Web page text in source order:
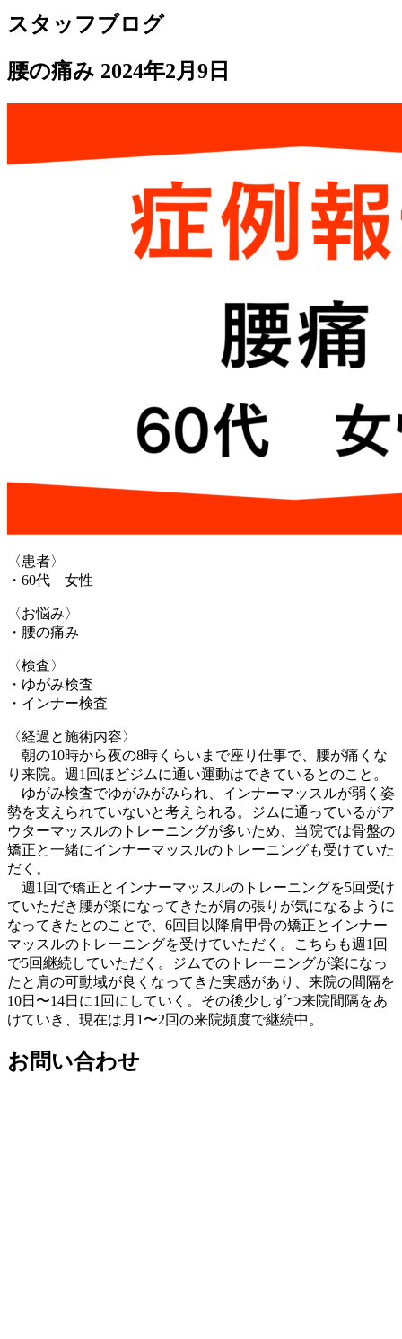
スタッフブログ
腰の痛み 2024年2月9日
〈患者〉
・60代 女性
〈お悩み〉
・腰の痛み
〈検査〉
・ゆがみ検査
・インナー検査
〈経過と施術内容〉
朝の10時から夜の8時くらいまで座り仕事で、腰が痛くな
り来院。週1回ほどジムに通い運動はできているとのこと。
ゆがみ検査でゆがみがみられ、インナーマッスルが弱く姿
勢を支え られていないと考えられる。ジムに通っているがア
ウターマッスルのトレーニングが多いため、当院では骨盤の
矯正と一緒にインナーマッスルのトレーニングも受けていた
だく。
週1回で矯正とインナーマッスルのトレーニングを5回受け
ていただき腰が楽になってきたが肩の張りが気になるように
なってきたとのことで、6回目以降肩甲骨の矯正とインナー
マッスルのトレーニングを受けていただく。こちらも週1回
で5回継続していただく。
ジムでのトレーニングが楽になっ
たと肩の可動域が良くなってきた実感があり、来院の間隔を
10日〜14日に1回にしていく。その後少しずつ来院間隔をあ
けていき、現在は月1〜2回の来院頻度で継続中。
お問い合わせ